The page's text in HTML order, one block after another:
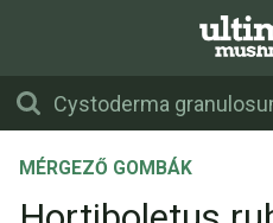
MÉRGEZŐ GOMBÁK